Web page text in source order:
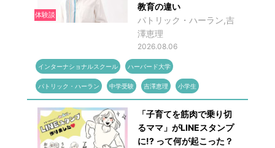
体験談
教育の違い
パトリック・ハーラン,吉
澤恵理
2026.08.06
インターナショナルスクール ハーバード大学
パトリック・ハーラン 中学受験 吉澤恵理 小学生
「子育てを筋肉で乗り切
るママ」がLINEスタンプ
に!? って何が起こった？